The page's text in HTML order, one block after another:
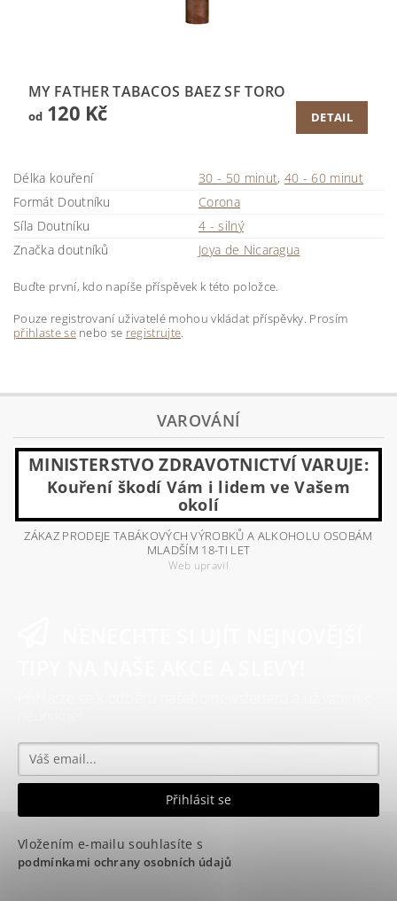
MY FATHER TABACOS BAEZ SF TORO
od120 Kč DETAIL
Délka kouření 30 - 50 minut, 40 - 60 minut
Formát Doutníku
Corona
Síla Doutníku
4 - silný
Značka doutníků
Joya de Nicaragua
Buďte první, kdo napíše příspěvek k této položce.
Pouze registrovaní uživatelé mohou vkládat příspěvky. Prosím
přihlaste senebo se registrujte
VAROVÁNÍ
MINISTERSTVO ZDRAVOTNICTVÍ VARUJE:
Kouření škodí Vám i lidem ve Vašem
okolí
ZÁKAZ PRODEJE TABÁKOVÝCH VÝROBKŮ A ALKOHOLU OSOBÁM
MLADŠÍM 18-TI LET
Web upravil
Vložením e-mailu souhlasíte s
podmínkami ochrany osobních údajů